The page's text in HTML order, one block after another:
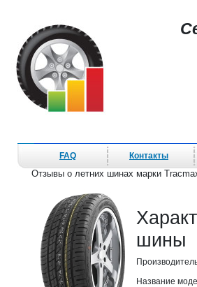
FAQ Контакты
Отзывы о летних шинах марки
шины
Название